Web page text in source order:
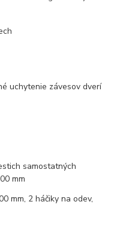
uchytenie závesov dverí
samostatných
mm
mm, 2 háčiky na odev,